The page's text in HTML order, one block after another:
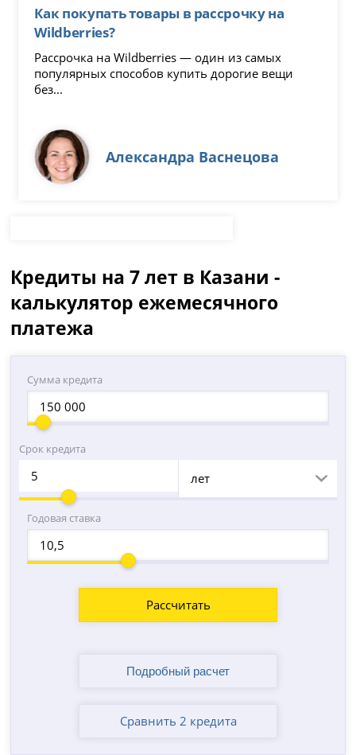
Как покупать товары в рассрочку на
Wildberries?
Рассрочка на Wildberries — один из самых
популярных способов купить дорогие вещи
без...
Александра Васнецова
Кредиты на 7 лет в Казани -
калькулятор ежемесячного
платежа
Сумма кредита
Срок кредита
лет
Годовая ставка
Рассчитать
Сравнить 2 кредита